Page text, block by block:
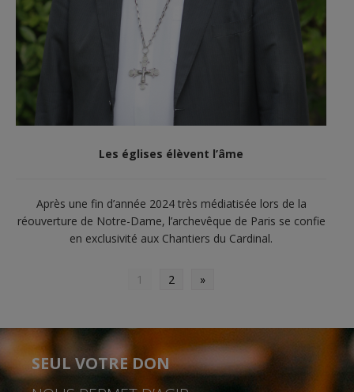
Les églises élèvent l’âme
Après une fin d’année 2024 très médiatisée lors de la
réouverture de Notre-Dame, l’archevêque de Paris se confie
en exclusivité aux Chantiers du Cardinal.
1 2 »
SEUL VOTRE DON